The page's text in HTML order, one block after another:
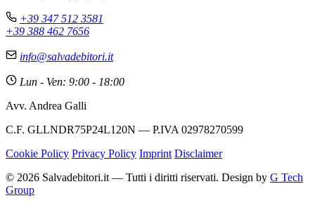
+39 347 512 3581
+39 388 462 7656
info@salvadebitori.it
Lun - Ven: 9:00 - 18:00
Avv. Andrea Galli
C.F. GLLNDR75P24L120N — P.IVA 02978270599
Cookie Policy Privacy Policy Imprint Disclaimer
© 2026 Salvadebitori.it — Tutti i diritti riservati. Design by G Tech
Group